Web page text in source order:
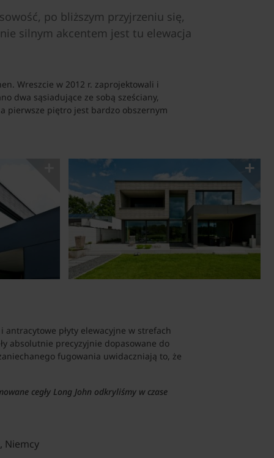
po bliższym przyjrzeniu się,
silnym akcentem jest tu elewacja
Wreszcie w 2012 r. zaprojektowali i
dwa sąsiadujące ze sobą sześciany,
pierwsze piętro jest bardzo obszernym
antracytowe płyty elewacyjne w strefach
absolutnie precyzyjnie dopasowane do
fugowania uwidaczniają to, że
cegły Long John odkryliśmy w czase
Niemcy